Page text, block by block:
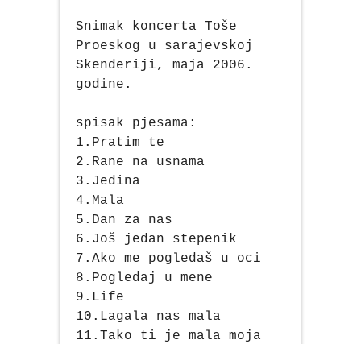
STRIP
TEORIJE ZAVERE
TRILERI
UMETNOST
Snimak koncerta Toše
Proeskog u sarajevskoj
Skenderiji, maja 2006.
godine.
spisak pjesama:
1.Pratim te
2.Rane na usnama
3.Jedina
4.Mala
5.Dan za nas
6.Još jedan stepenik
7.Ako me pogledaš u oci
8.Pogledaj u mene
9.Life
10.Lagala nas mala
11.Tako ti je mala moja